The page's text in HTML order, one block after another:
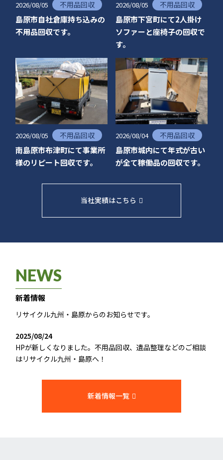
2026/08/05 不用品回収
島原市自社倉庫持ち込みの
不用品回収です。
2026/08/05 不用品回収
島原市下宮町にて2人掛け
ソファーと座椅子の回収で
す。
2026/08/05 不用品回収
南島原市布津町にて事業所
様のリピート回収です。
2026/08/04 不用品回収
島原市城内にて年式が古い
が全て稼働品の回収です。
当社実績はこちら
NEWS
新着情報
リサイクル九州・島原からのお知らせです。
2025/08/24
HPが新しくなりました。不用品回収、遺品整理などのご相談
はリサイクル九州・島原へ！
新着情報一覧